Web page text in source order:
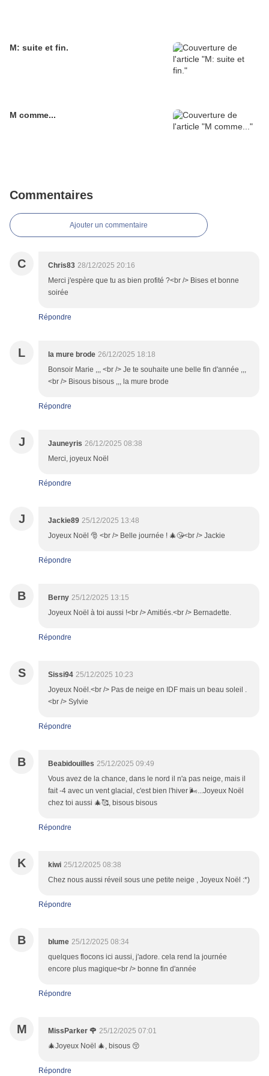
M: suite et fin.
M comme...
Commentaires
Ajouter un commentaire
C Chris83 28/12/2025 20:16
Merci j'espère que tu as bien profité ?<br /> Bises et bonne
soirée
Répondre
L la mure brode 26/12/2025 18:18
Bonsoir Marie ,,, <br /> Je te souhaite une belle fin d'année ,,,
<br /> Bisous bisous ,,, la mure brode
Répondre
J Jauneyris 26/12/2025 08:38
Merci, joyeux Noël
Répondre
J Jackie89 25/12/2025 13:48
Joyeux Noël 🎅 <br /> Belle journée ! 🎄😘<br /> Jackie
Répondre
B Berny 25/12/2025 13:15
Joyeux Noël à toi aussi !<br /> Amitiés.<br /> Bernadette.
Répondre
S Sissi94 25/12/2025 10:23
Joyeux Noël.<br /> Pas de neige en IDF mais un beau soleil .
<br /> Sylvie
Répondre
B Beabidouilles 25/12/2025 09:49
Vous avez de la chance, dans le nord il n'a pas neige, mais il
fait -4 avec un vent glacial, c'est bien l'hiver 🌬️...Joyeux Noël
chez toi aussi 🎄🥰, bisous bisous
Répondre
K kiwi 25/12/2025 08:38
Chez nous aussi réveil sous une petite neige , Joyeux Noël :*)
Répondre
B blume 25/12/2025 08:34
quelques flocons ici aussi, j'adore. cela rend la journée
encore plus magique<br /> bonne fin d'année
Répondre
M MissParker 🌹 25/12/2025 07:01
🎄Joyeux Noël 🎄, bisous 😚
Répondre